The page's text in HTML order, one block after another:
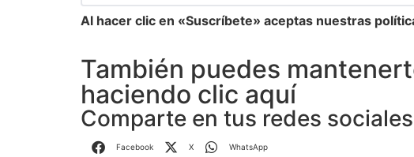
Al hacer clic en «Suscríbete» aceptas nuestras
También puedes
haciendo clic aquí
Comparte en tus redes sociales
Facebook X WhatsApp